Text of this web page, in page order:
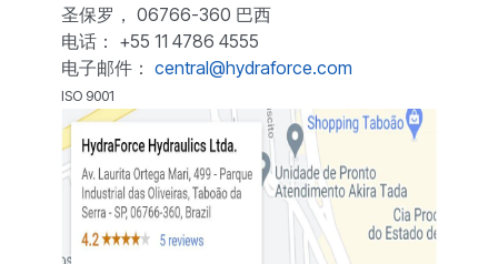
圣保罗， 06766-360 巴西
电话： +55 11 4786 4555
电子邮件： central@hydraforce.com
ISO 9001